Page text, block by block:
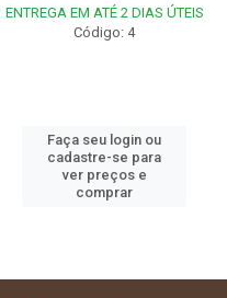
ENTREGA EM ATÉ 2 DIAS ÚTEIS
Código: 4
Faça seu login ou
cadastre-se para
ver preços e
comprar